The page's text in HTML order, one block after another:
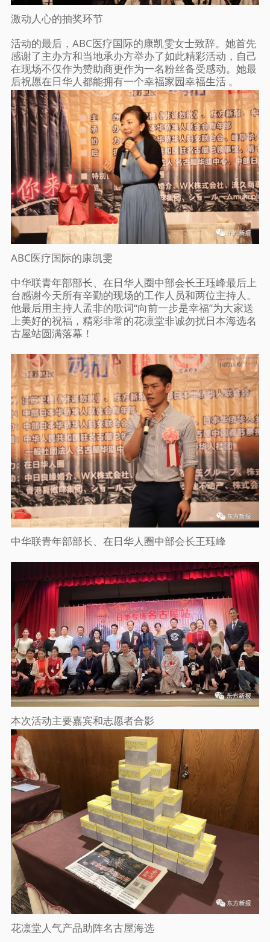
激动人心的抽奖环节
活动的最后，ABC医疗国际的康凯雯女士致辞。她首先
感谢了主办方和当地承办方举办了如此精彩活动，自己
在现场不仅作为赞助商更作为一名粉丝备受感动。她最
后祝愿在日华人都能拥有一个幸福家园幸福生活 。
ABC医疗国际的康凯雯
中华联青年部部长、在日华人圈中部会长王珏峰最后上
台感谢今天所有辛勤的现场的工作人员和两位主持人。
他最后用主持人孟非的歌词“向前一步是幸福”为大家送
上美好的祝福，精彩非常的花凛堂非诚勿扰日本海选名
古屋站圆满落幕！
中华联青年部部长、在日华人圈中部会长王珏峰
本次活动主要嘉宾和志愿者合影
花凛堂人气产品助阵名古屋海选